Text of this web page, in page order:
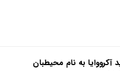
به نام محیطبان